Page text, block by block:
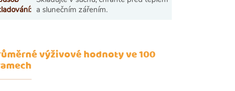
: a slunečním zářením.
výživové hodnoty ve 100